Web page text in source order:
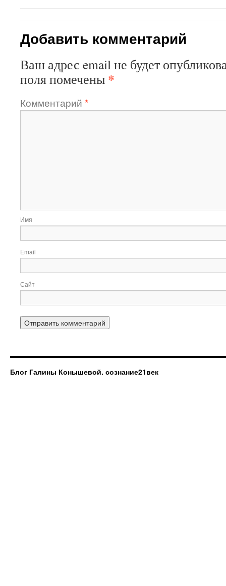
Добавить комментарий
Ваш адрес email не будет
поля помечены *
Комментарий *
Имя
Email
Сайт
Блог Галины Конышевой. сознание21век